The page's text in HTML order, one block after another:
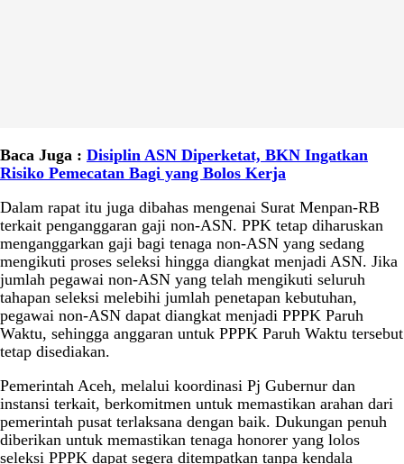
Baca Juga : Disiplin ASN Diperketat, BKN Ingatkan
Risiko Pemecatan Bagi yang Bolos Kerja
Dalam rapat itu juga dibahas mengenai Surat Menpan-RB
terkait penganggaran gaji non-ASN. PPK tetap diharuskan
menganggarkan gaji bagi tenaga non-ASN yang sedang
mengikuti proses seleksi hingga diangkat menjadi ASN. Jika
jumlah pegawai non-ASN yang telah mengikuti seluruh
tahapan seleksi melebihi jumlah penetapan kebutuhan,
pegawai non-ASN dapat diangkat menjadi PPPK Paruh
Waktu, sehingga anggaran untuk PPPK Paruh Waktu tersebut
tetap disediakan.
Pemerintah Aceh, melalui koordinasi Pj Gubernur dan
instansi terkait, berkomitmen untuk memastikan arahan dari
pemerintah pusat terlaksana dengan baik. Dukungan penuh
diberikan untuk memastikan tenaga honorer yang lolos
seleksi PPPK dapat segera ditempatkan tanpa kendala